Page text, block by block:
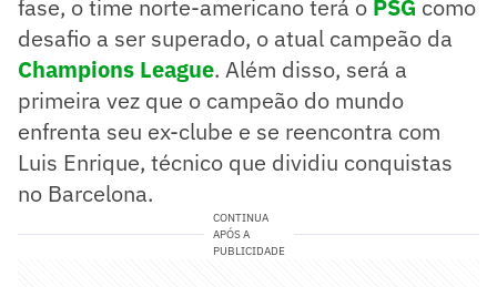
fase, o time norte-americano terá o PSG como
desafio a ser superado, o atual campeão da
Champions League. Além disso, será a
primeira vez que o campeão do mundo
enfrenta seu ex-clube e se reencontra com
Luis Enrique, técnico que dividiu conquistas
no Barcelona.
CONTINUA
APÓS A
PUBLICIDADE